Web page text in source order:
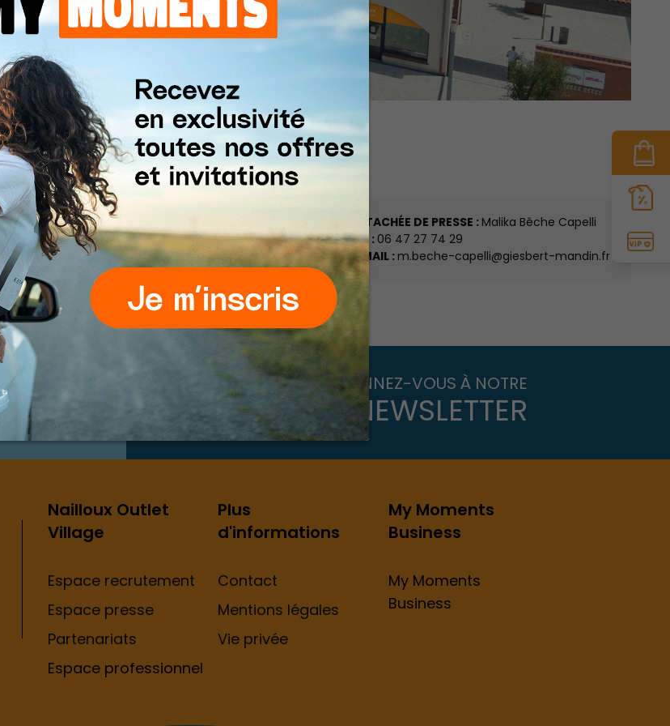
ATTACHÉE DE PRESSE : Malika Bêche Capelli
TÉL : 06 47 27 74 29
E-MAIL : m.beche-capelli@giesbert-mandin.fr
ABONNEZ-VOUS À NOTRE
NEWSLETTER
Nailloux Outlet
Village
Espace recrutement
Espace presse
Partenariats
Espace professionnel
Plus
d'informations
Contact
Mentions légales
Vie privée
My Moments
Business
My Moments
Business